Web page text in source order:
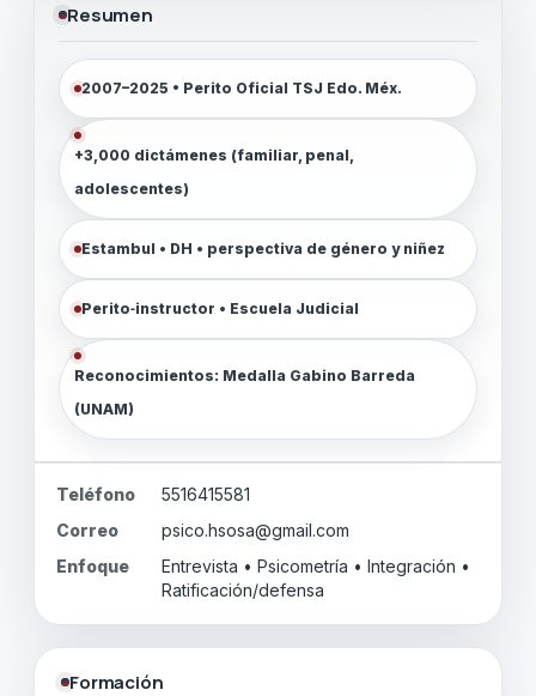
Resumen
2007–2025 • Perito Oficial TSJ Edo. Méx.
+3,000 dictámenes (familiar, penal,
adolescentes)
Estambul • DH • perspectiva de género y niñez
Perito‑instructor • Escuela Judicial
Reconocimientos: Medalla Gabino Barreda
(UNAM)
Teléfono
5516415581
Correo
psico.hsosa@gmail.com
Enfoque
Entrevista • Psicometría • Integración •
Ratificación/defensa
Formación